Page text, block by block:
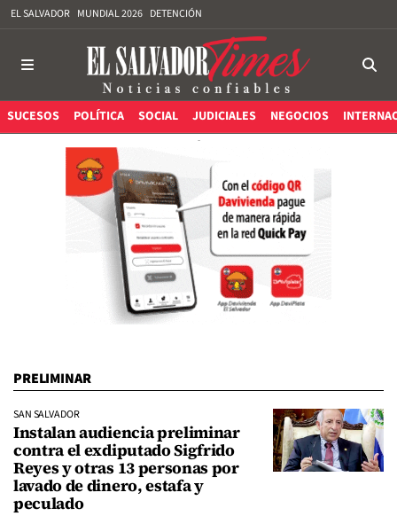
EL SALVADOR MUNDIAL 2026 DETENCIÓN
SUCESOS POLÍTICA SOCIAL JUDICIALES NEGOCIOS
PRELIMINAR
SAN SALVADOR
Instalan audiencia preliminar
contra el exdiputado Sigfrido
Reyes y otras 13 personas por
lavado de dinero, estafa y
peculado